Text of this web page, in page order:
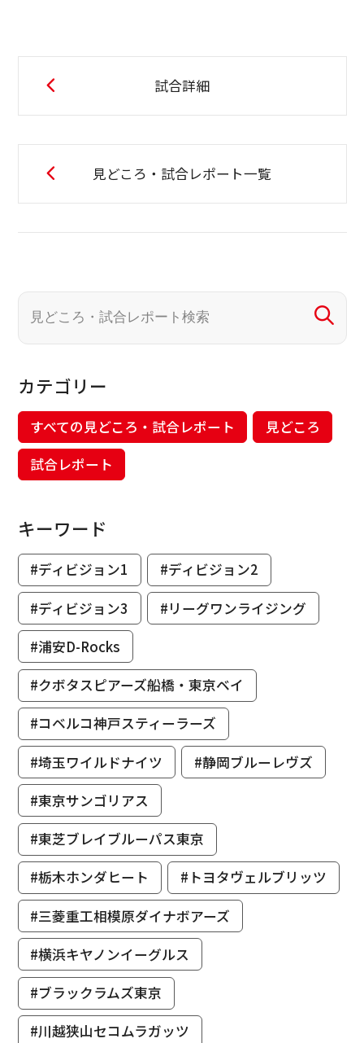
試合詳細
見どころ・試合レポート一覧
カテゴリー
すべての見どころ・試合レポート
見どころ
試合レポート
キーワード
#ディビジョン1
#ディビジョン2
#ディビジョン3
#リーグワンライジング
#浦安D-Rocks
#クボタスピアーズ船橋・東京ベイ
#コベルコ神戸スティーラーズ
#埼玉ワイルドナイツ
#静岡ブルーレヴズ
#東京サンゴリアス
#東芝ブレイブルーパス東京
#栃木ホンダヒート
#トヨタヴェルブリッツ
#三菱重工相模原ダイナボアーズ
#横浜キヤノンイーグルス
#ブラックラムズ東京
#川越狭山セコムラガッツ